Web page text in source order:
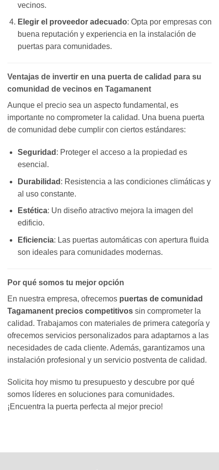
vecinos.
Elegir el proveedor adecuado: Opta por empresas con
buena reputación y experiencia en la instalación de
puertas para comunidades.
Ventajas de invertir en una puerta de calidad para su
comunidad de vecinos en Tagamanent
Aunque el precio sea un aspecto fundamental, es
importante no comprometer la calidad. Una buena puerta
de comunidad debe cumplir con ciertos estándares:
Seguridad : Proteger el acceso a la propiedad es
esencial.
Durabilidad : Resistencia a las condiciones climáticas y
al uso constante.
Estética: Un diseño atractivo mejora la imagen del
edificio.
Eficiencia: Las puertas automáticas con apertura fluida
son ideales para comunidades modernas.
Por qué somos tu mejor opción
En nuestra empresa, ofrecemos puertas de comunidad
Tagamanent precios competitivos sin comprometer la
calidad. Trabajamos con materiales de primera categoría y
ofrecemos servicios personalizados para adaptarnos a las
necesidades de cada cliente. Además, garantizamos una
instalación profesional y un servicio postventa de calidad.
Solicita hoy mismo tu presupuesto y descubre por qué
somos líderes en soluciones para comunidades.
¡Encuentra la puerta perfecta al mejor precio!